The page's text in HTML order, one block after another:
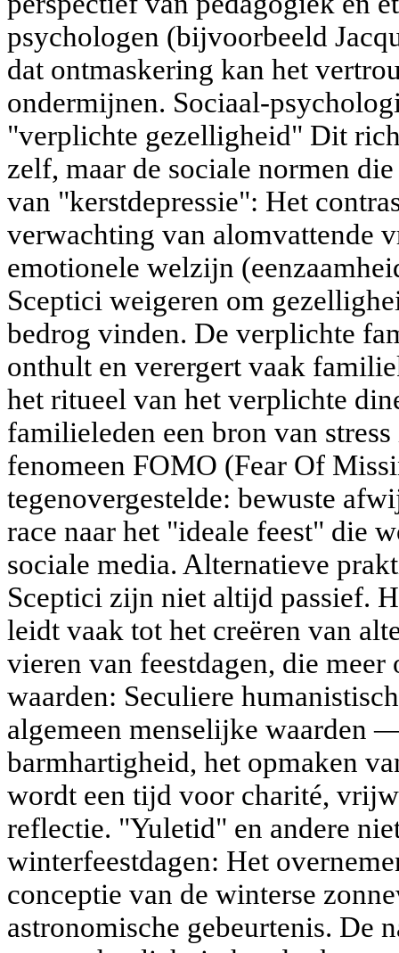
psychologen (bijvoorbeeld
dat ontmaskering kan het
ondermijnen. Sociaal-
"verplichte gezelligheid" Dit
zelf, maar de sociale normen
van "kerstdepressie": Het
verwachting van alomvattende
emotionele welzijn
Sceptici weigeren om
bedrog vinden. De verplichte
onthult en verergert vaak
het ritueel van het verplichte
familieleden een bron van
fenomeen FOMO (Fear Of
tegenovergestelde: bewuste
race naar het "ideale feest" die
sociale media. Alternatieve
Sceptici zijn niet altijd passief.
leidt vaak tot het creëren van
vieren van feestdagen, die
waarden: Seculiere
algemeen menselijke waarden
barmhartigheid, het opmaken
wordt een tijd voor charité,
reflectie. "Yuletid" en andere
winterfeestdagen: Het
conceptie van de winterse
astronomische gebeurtenis. De